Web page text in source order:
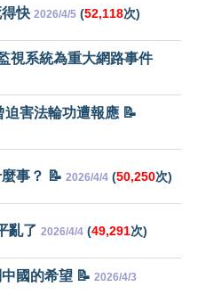
快 2026/4/5 (52,118次)
視系統為重大網路事件
害法輪功遭報應 📝
事？ 📝 2026/4/4 (50,250次)
亂了 2026/4/4 (49,291次)
國的希望 📝 2026/4/3